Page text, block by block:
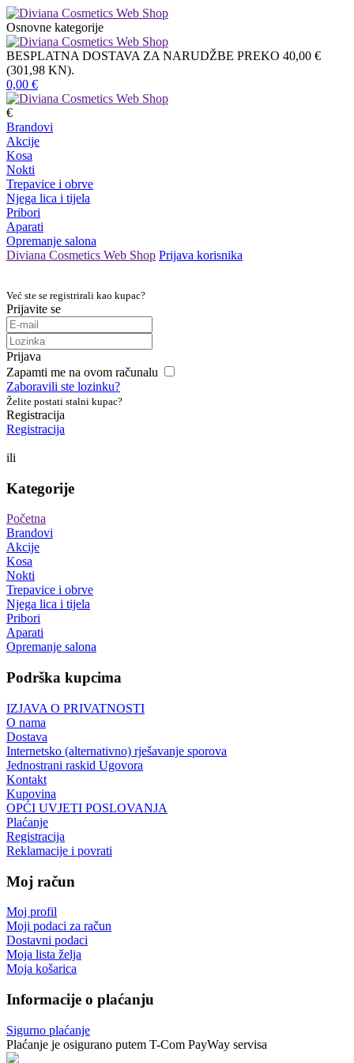
Osnovne kategorije
BESPLATNA DOSTAVA ZA NARUDŽBE PREKO 40,00 €
(301,98 KN).
0,00 €
€
Brandovi
Akcije
Kosa
Nokti
Trepavice i obrve
Njega lica i tijela
Pribori
Aparati
Opremanje salona
Diviana Cosmetics Web Shop Prijava korisnika
Već ste se registrirali kao kupac?
Prijavite se
Prijava
Zapamti me na ovom računalu
Zaboravili ste lozinku?
Želite postati stalni kupac?
Registracija
Registracija
ili
Kategorije
Početna
Brandovi
Akcije
Kosa
Nokti
Trepavice i obrve
Njega lica i tijela
Pribori
Aparati
Opremanje salona
Podrška kupcima
IZJAVA O PRIVATNOSTI
O nama
Dostava
Internetsko (alternativno) rješavanje sporova
Jednostrani raskid Ugovora
Kontakt
Kupovina
OPĆI UVJETI POSLOVANJA
Plaćanje
Registracija
Reklamacije i povrati
Moj račun
Moj profil
Moji podaci za račun
Dostavni podaci
Moja lista želja
Moja košarica
Informacije o plaćanju
Sigurno plaćanje
Plaćanje je osigurano putem T-Com PayWay servisa